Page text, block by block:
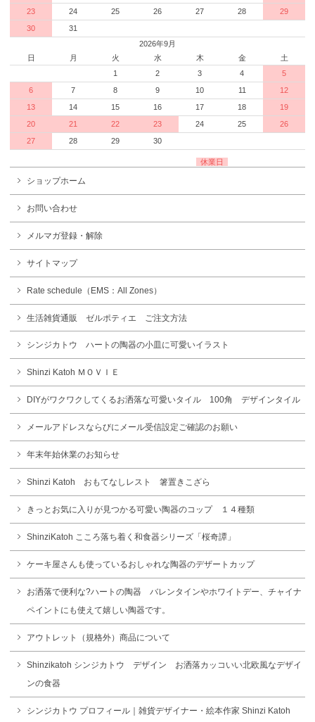
23
24 25 26 27 28
29
30
31
2026年9月
日
月 火 水 木 金
土
1
2 3 4
5
6
7 8 9 10 11
12
13
14 15 16 17 18
19
20
21 22 23 24 25
26
27
28 29 30
休業日
ショップホーム
お問い合わせ
メルマガ登録・解除
サイトマップ
Rate schedule（EMS：All Zones）
生活雑貨通販 ゼルポティエ ご注文方法
シンジカトウ ハートの陶器の小皿に可愛いイラスト
Shinzi Katoh ＭＯＶＩＥ
DIYがワクワクしてくるお洒落な可愛いタイル 100角 デザインタイル
メールアドレスならびにメール受信設定ご確認のお願い
年末年始休業のお知らせ
Shinzi Katoh おもてなしレスト 箸置きこざら
きっとお気に入りが見つかる可愛い陶器のコップ １４種類
ShinziKatoh こころ落ち着く和食器シリーズ「桜奇譚」
ケーキ屋さんも使っているおしゃれな陶器のデザートカップ
お洒落で便利な?ハートの陶器 バレンタインやホワイトデー、チャイナ
ペイントにも使えて嬉しい陶器です。
アウトレット（規格外）商品について
Shinzikatoh シンジカトウ デザイン お洒落カッコいい北欧風なデザイ
ンの食器
シンジカトウ プロフィール｜雑貨デザイナー・絵本作家 Shinzi Katoh